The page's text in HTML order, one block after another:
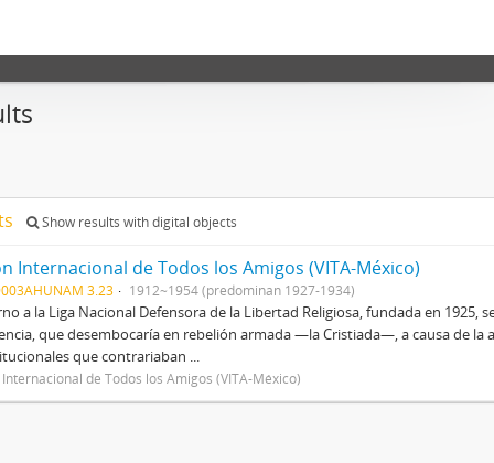
Show results with digital objects
Internacional de Todos los Amigos (VITA-México)
3.23 1912~1954 (predominan 1927-1934)
a la Liga Nacional Defensora de la Libertad Religiosa, fundada en 1925,
que desembocaría en rebelión armada —la Cristiada—, a causa de la
que contrariaban ...
de Todos los Amigos (VITA-México)